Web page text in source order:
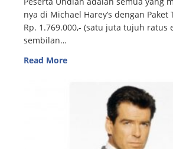
nya di Michael Harey’s dengan
Rp. 1.769.000,- (satu juta tujuh ratus
sembilan…
Read More